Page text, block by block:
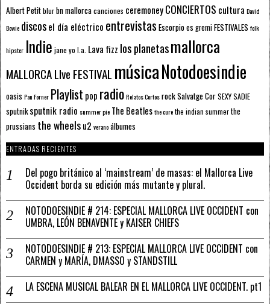
Albert Petitblurbn mallorcacanciones ceremoneyCONCIERTOS cultura David
Bowie discosel día eléctrico entrevistas Escorpioes gremiFESTIVALES folk
hipster Indie jane yo l.a. Lava fizz los planetasmallorca
MALLORCA LIve FESTIVAL músicaNotodoesindie
oasis Pau Forner Playlist pop radioRelatos CortosrockSalvatge CorSEXY SADIE
sputnik sputnik radio summer pie The Beatlesthe curethe indian summerthe
prussians the wheelsu2 veranoálbumes
ENTRADAS RECIENTES
Del pogo británico al ‘mainstream’ de masas: el Mallorca Live
Occident borda su edición más mutante y plural.
NOTODOESINDIE # 214: ESPECIAL MALLORCA LIVE OCCIDENT con
UMBRA, LEÓN BENAVENTE y KAISER CHIEFS
NOTODOESINDIE # 213: ESPECIAL MALLORCA LIVE OCCIDENT con
CARMEN y MARÍA, DMASSO y STANDSTILL
LA ESCENA MUSICAL BALEAR EN EL MALLORCA LIVE OCCIDENT. pt1